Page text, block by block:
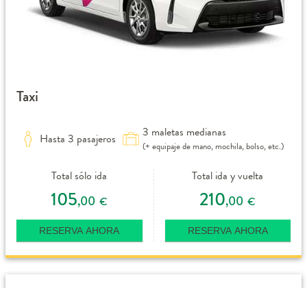
Taxi
Hasta 3 pasajeros 3 maletas medianas
(+ equipaje de mano, mochila, bolso, etc.)
Total sólo ida
105,00 €
RESERVA AHORA
Total ida y vuelta
210,00 €
RESERVA AHORA